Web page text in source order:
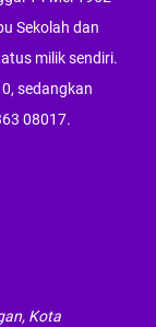
Sekolah dan
milik sendiri.
sedangkan
08017.
Kota